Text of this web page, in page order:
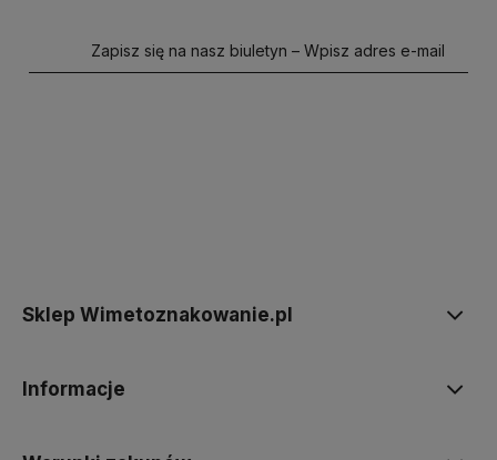
Zapisz się na nasz biuletyn – Wpisz adres e-mail
Sklep Wimetoznakowanie.pl
Informacje